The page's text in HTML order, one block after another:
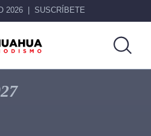
2026 SUSCRÍBETE